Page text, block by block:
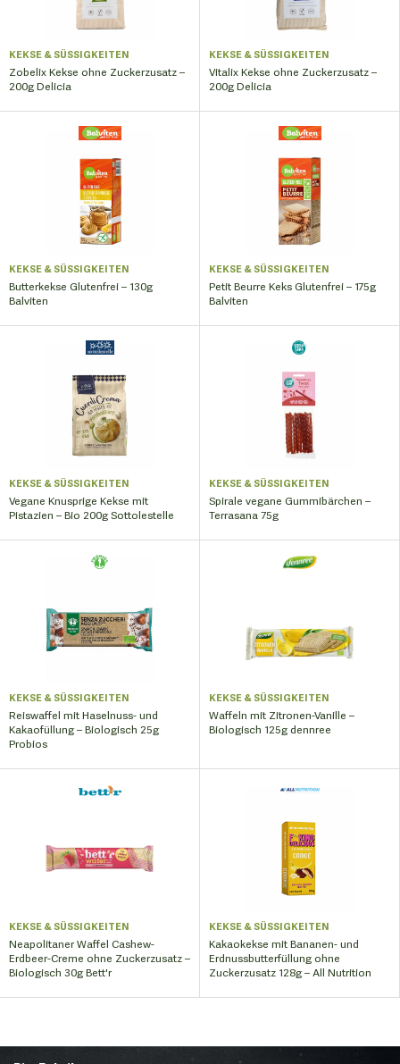
KEKSE & SÜSSIGKEITEN
Zobelix Kekse ohne Zuckerzusatz –
200g Delicia
KEKSE & SÜSSIGKEITEN
Vitalix Kekse ohne Zuckerzusatz –
200g Delicia
KEKSE & SÜSSIGKEITEN
Butterkekse Glutenfrei – 130g
Balviten
KEKSE & SÜSSIGKEITEN
Petit Beurre Keks Glutenfrei – 175g
Balviten
KEKSE & SÜSSIGKEITEN
Vegane Knusprige Kekse mit
Pistazien – Bio 200g Sottolestelle
KEKSE & SÜSSIGKEITEN
Spirale vegane Gummibärchen –
Terrasana 75g
KEKSE & SÜSSIGKEITEN
Reiswaffel mit Haselnuss- und
Kakaofüllung – Biologisch 25g
Probios
KEKSE & SÜSSIGKEITEN
Waffeln mit Zitronen-Vanille –
Biologisch 125g dennree
KEKSE & SÜSSIGKEITEN
Neapolitaner Waffel Cashew-
Erdbeer-Creme ohne Zuckerzusatz –
Biologisch 30g Bett'r
KEKSE & SÜSSIGKEITEN
Kakaokekse mit Bananen- und
Erdnussbutterfüllung ohne
Zuckerzusatz 128g – All Nutrition